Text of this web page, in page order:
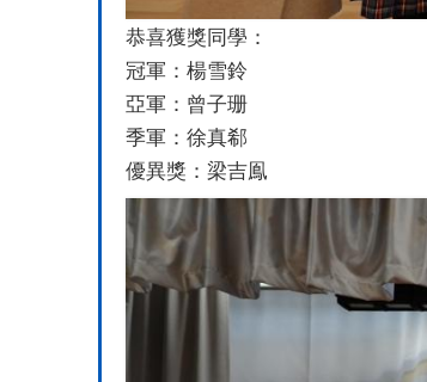
恭喜獲獎同學：
冠軍：楊雪鈴
亞軍：曾子珊
季軍：徐真郗
優異獎：梁吉鳯